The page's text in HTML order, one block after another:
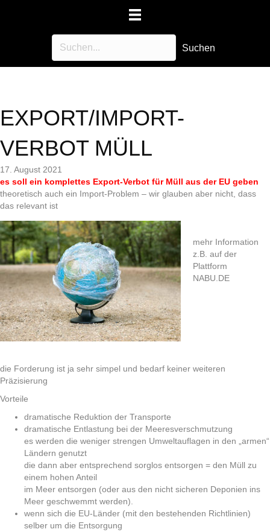
Suchen
EXPORT/IMPORT-
VERBOT MÜLL
17. August 2021
es soll ein komplettes Export-Verbot für Müll aus der EU geben
theoretisch auch ein Import-Problem – wir glauben aber nicht, dass
das relevant ist
mehr Information
z.B. auf der
Plattform
NABU.DE
die Forderung ist ja sehr simpel und bedarf keiner weiteren
Präzisierung
Vorteile
dramatische Reduktion der Transporte
dramatische Entlastung bei der Meeresverschmutzung
es werden die weniger strengen Umweltauflagen in den „armen“
Ländern genutzt
die dann aber entsprechend sorglos entsorgen = den Müll zu
einem hohen Anteil
im Meer entsorgen (oder aus den nicht sicheren Deponien ins
Meer geschwemmt werden).
wenn sich die EU-Länder (mit den bestehenden Richtlinien)
selber um die Entsorgung